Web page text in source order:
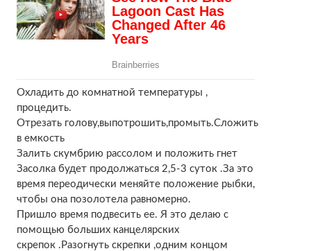
Охладить до комнатной температуры ,
процедить.
Отрезать голову,выпотрошить,промыть.Сложить
в емкость
Залить скумбрию рассолом и положить гнет
Засолка будет продолжаться 2,5-3 суток .За это
время переодически меняйте положение рыбки,
чтобы она позолотела равномерно.
Пришло время подвесить ее. Я это делаю с
помощью больших канцелярских
скрепок .Разогнуть скрепки ,одним концом